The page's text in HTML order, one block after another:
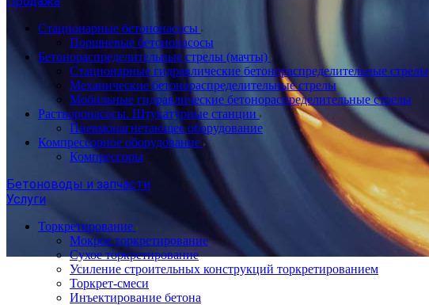
Стационарные бетононасосы
Поршневые бетононасосы
Бетонораспределительные стрелы (мачты)
Стационарные гидравлические бетонораспределительные стрелы
Механические бетонораспределительные стрелы
Мобильные гидравлические бетонораспределительные стрелы
Растворонасосы. Штукатурные станции
Пневмонагнетающее оборудование
Компрессорное оборудование
Компрессоры
Бетоноводы и запчасти
Услуги
Торкретирование
Мокрое торкретирование
Сухое торкретирование
Усиление строительных конструкций торкретированием
Торкрет-смеси
Инъектирование бетона